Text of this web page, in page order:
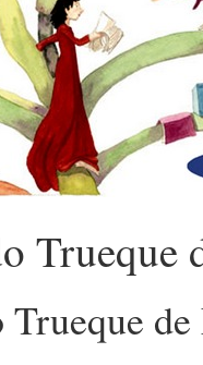
Trueque